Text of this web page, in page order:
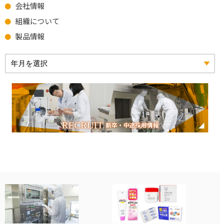
会社情報
組織について
製品情報
RECRUIT 新卒・中途採用情報